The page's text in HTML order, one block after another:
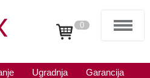
0
Ugradnja
Garancija